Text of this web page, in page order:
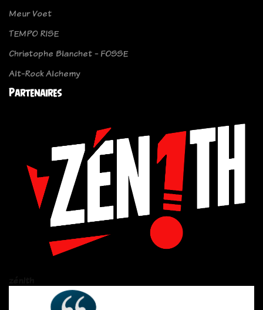
Meur Voet
TEMPO RISE
Christophe Blanchet - FOSSE
Alt-Rock Alchemy
Partenaires